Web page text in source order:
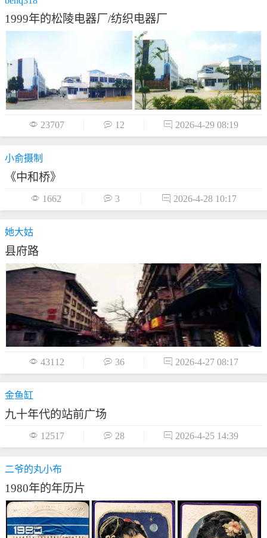
1999年的松陵电器厂/纺织电器厂
 23707  12  2026-4-29 08:19
小俞摄制
《中和桥》
 1662  3  2026-4-28 10:17
她大姑
县府路
 43112  36  2026-4-27 08:17
金鱼缸
九十年代的站前广场
 12517  28  2026-4-25 14:39
二爷的丸小布
1980年的年历片